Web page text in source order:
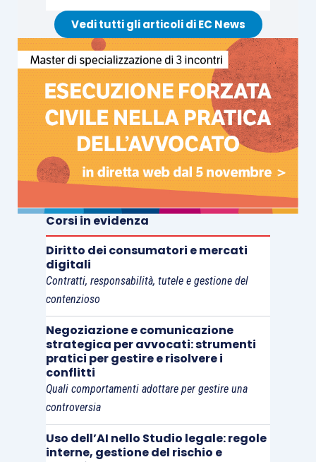
estranei a quelli che possono inerire la perdita
della continuità aziendale.
Nell’assumere la decisione in commento, il
Tribunale di Venezia, quindi, risulta aver applicato
un approccio molto più vicino a quello del
Tribunale di Milano di quanto possa apparire,
come detto, da una prima lettura.
La delicata distinzione compiuta dal Tribunale di
Venezia parte dal presupposto dell’autonomia
della“procedura”della composizione negoziata, la
quale attrae i rilievi legati e/o comunque
connessi alla continuità aziendale, quale principio
cardine della composizione negoziata.
La logica conseguenza è che può essere oggetto
dell’ispezione ciò che esula dai rilievi sulla
tensione finanziaria e sulla perdita della
continuità.
In motivazione il Tribunale di Venezia sottolinea
Vedi tutti gli articoli di EC News
Corsi in evidenza
Diritto dei consumatori e mercati
digitali
Contratti, responsabilità, tutele e gestione del
contenzioso
Negoziazione e comunicazione
strategica per avvocati: strumenti
pratici per gestire e risolvere i
conflitti
Quali comportamenti adottare per gestire una
controversia
Uso dell’AI nello Studio legale: regole
interne, gestione del rischio e